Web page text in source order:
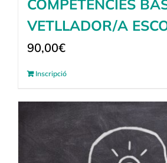
COMPETÈNCIES
VETLLADOR/A
90,00€
Inscripció